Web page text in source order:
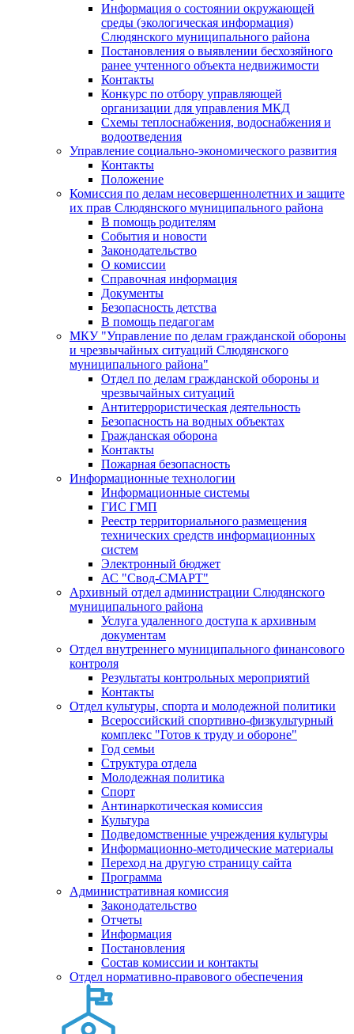
Информация о состоянии окружающей
среды (экологическая информация)
Слюдянского муниципального района
Постановления о выявлении бесхозяйного
ранее учтенного объекта недвижимости
Контакты
Конкурс по отбору управляющей
организации для управления МКД
Схемы теплоснабжения, водоснабжения и
водоотведения
Управление социально-экономического развития
Контакты
Положение
Комиссия по делам несовершеннолетних и защите
их прав Слюдянского муниципального района
В помощь родителям
События и новости
Законодательство
О комиссии
Справочная информация
Документы
Безопасность детства
В помощь педагогам
МКУ "Управление по делам гражданской обороны
и чрезвычайных ситуаций Слюдянского
муниципального района"
Отдел по делам гражданской обороны и
чрезвычайных ситуаций
Антитеррористическая деятельность
Безопасность на водных объектах
Гражданская оборона
Контакты
Пожарная безопасность
Информационные технологии
Информационные системы
ГИС ГМП
Реестр территориального размещения
технических средств информационных
систем
Электронный бюджет
АС "Свод-СМАРТ"
Архивный отдел администрации Слюдянского
муниципального района
Услуга удаленного доступа к архивным
документам
Отдел внутреннего муниципального финансового
контроля
Результаты контрольных мероприятий
Контакты
Отдел культуры, спорта и молодежной политики
Всероссийский спортивно-физкультурный
комплекс "Готов к труду и обороне"
Год семьи
Структура отдела
Молодежная политика
Спорт
Антинаркотическая комиссия
Культура
Подведомственные учреждения культуры
Информационно-методические материалы
Переход на другую страницу сайта
Программа
Административная комиссия
Законодательство
Отчеты
Информация
Постановления
Состав комиссии и контакты
Отдел нормативно-правового обеспечения